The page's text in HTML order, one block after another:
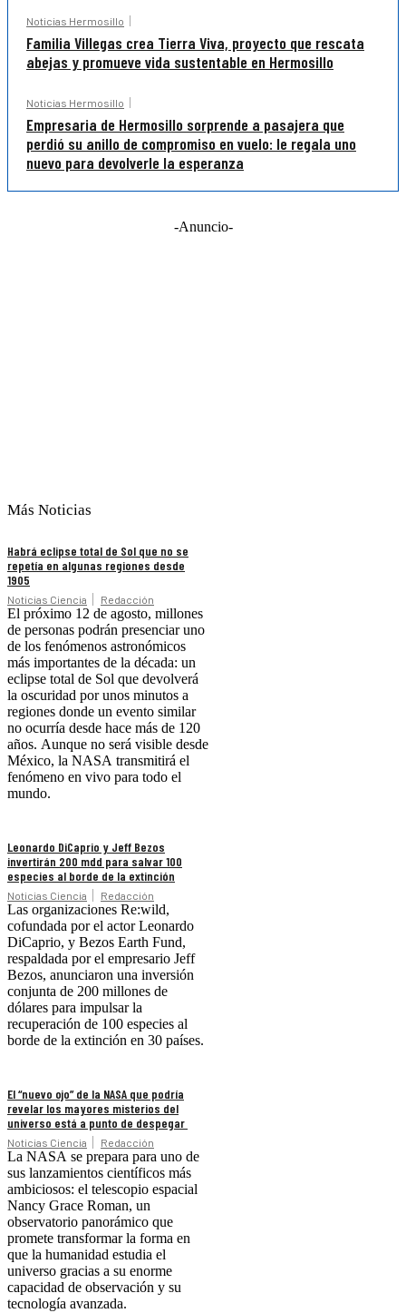
Noticias Hermosillo
Familia Villegas crea Tierra Viva, proyecto que rescata
abejas y promueve vida sustentable en Hermosillo
Noticias Hermosillo
Empresaria de Hermosillo sorprende a pasajera que
perdió su anillo de compromiso en vuelo: le regala uno
nuevo para devolverle la esperanza
-Anuncio-
Más Noticias
Habrá eclipse total de Sol que no se
repetía en algunas regiones desde
1905
Noticias Ciencia Redacción
El próximo 12 de agosto, millones
de personas podrán presenciar uno
de los fenómenos astronómicos
más importantes de la década: un
eclipse total de Sol que devolverá
la oscuridad por unos minutos a
regiones donde un evento similar
no ocurría desde hace más de 120
años. Aunque no será visible desde
México, la NASA transmitirá el
fenómeno en vivo para todo el
mundo.
Leonardo DiCaprio y Jeff Bezos
invertirán 200 mdd para salvar 100
especies al borde de la extinción
Noticias Ciencia Redacción
Las organizaciones Re:wild,
cofundada por el actor Leonardo
DiCaprio, y Bezos Earth Fund,
respaldada por el empresario Jeff
Bezos, anunciaron una inversión
conjunta de 200 millones de
dólares para impulsar la
recuperación de 100 especies al
borde de la extinción en 30 países.
El “nuevo ojo” de la NASA que podría
revelar los mayores misterios del
universo está a punto de despegar
Noticias Ciencia Redacción
La NASA se prepara para uno de
sus lanzamientos científicos más
ambiciosos: el telescopio espacial
Nancy Grace Roman, un
observatorio panorámico que
promete transformar la forma en
que la humanidad estudia el
universo gracias a su enorme
capacidad de observación y su
tecnología avanzada.